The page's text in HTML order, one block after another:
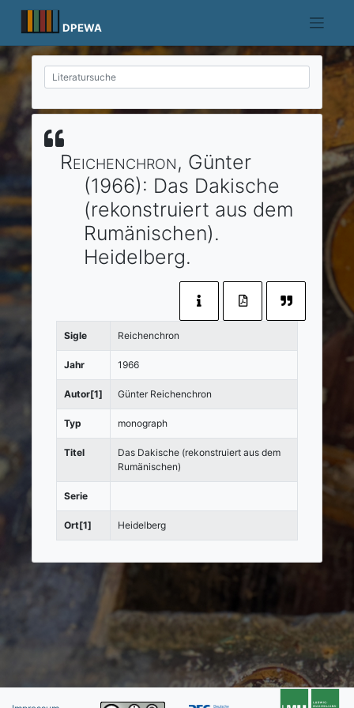
content
DPEWA
Reichenchron, Günter
(1966): Das Dakische
(rekonstruiert aus dem
Rumänischen).
Heidelberg.
Sigle Reichenchron
Jahr 1966
Autor[1] Günter Reichenchron
Typ monograph
Titel
Das Dakische (rekonstruiert aus dem
Rumänischen)
Serie
Ort[1] Heidelberg